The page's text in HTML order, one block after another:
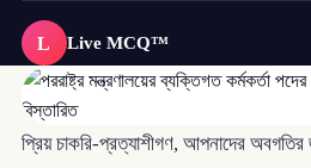
L Live MCQ™
প্রিয় চাকরি-প্রত্যাশীগণ, আপনাদের অবগতির